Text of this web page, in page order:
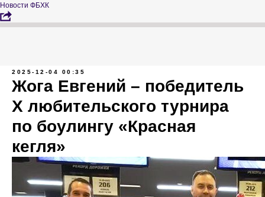
Новости ФБХК
2025-12-04 00:35
Жога Евгений – победитель
X любительского турнира
по боулингу «Красная
кегля»